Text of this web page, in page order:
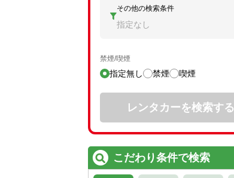
その他の検索条件
指定なし
禁煙/喫煙
指定無し 禁煙 喫煙
レンタカーを検索する
こだわり条件で検索